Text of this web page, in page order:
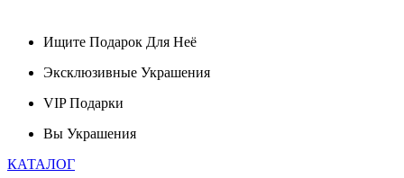
Ищите Подарок Для Неё
Эксклюзивные Украшения
VIPПодарки
Вы Украшения
КАТАЛОГ